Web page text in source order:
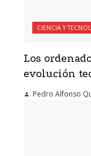
CIENCIA Y
Los
evolución
Pedro Alfonso